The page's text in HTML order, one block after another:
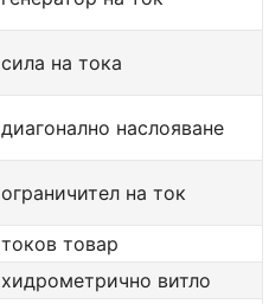
сила на тока
диагонално наслояване
ограничител на ток
токов товар
хидрометрично витло